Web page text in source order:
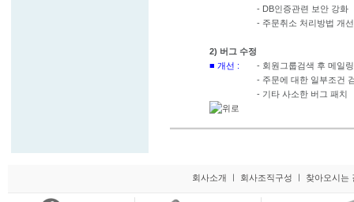
- DB인증관련 보안 강화
- 주문취소 처리방법 개선
2) 버그 수정
■ 개선 :
- 회원그룹검색 후 메일
- 주문에 대한 일부조건
- 기타 사소한 버그 패치
회사소개 회사조직구성 찾아오시는